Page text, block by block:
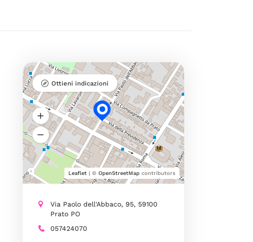
Leaflet| © OpenStreetMapcontributors
Ottieni indicazioni
Via Paolo dell'Abbaco, 95, 59100
Prato PO
057424070